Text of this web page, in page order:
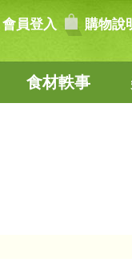
會員登入 購物說
食材軼事